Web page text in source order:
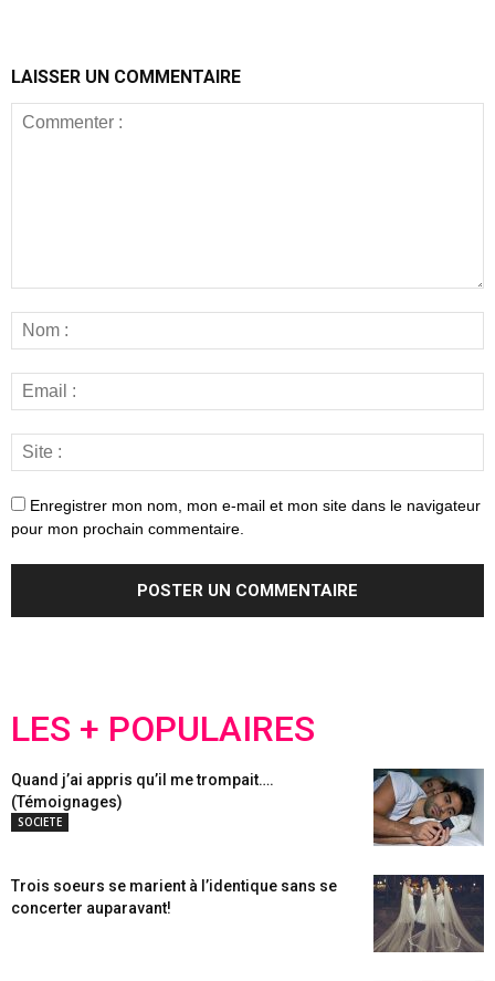
LAISSER UN COMMENTAIRE
Enregistrer mon nom, mon e-mail et mon site dans le navigateur
pour mon prochain commentaire.
LES + POPULAIRES
Quand j’ai appris qu’il me trompait….
(Témoignages)
SOCIETE
Trois soeurs se marient à l’identique sans se
concerter auparavant!